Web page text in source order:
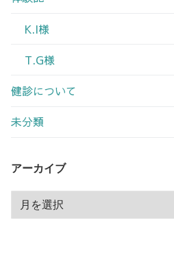
K.I様
T.G様
健診について
未分類
アーカイブ
ー